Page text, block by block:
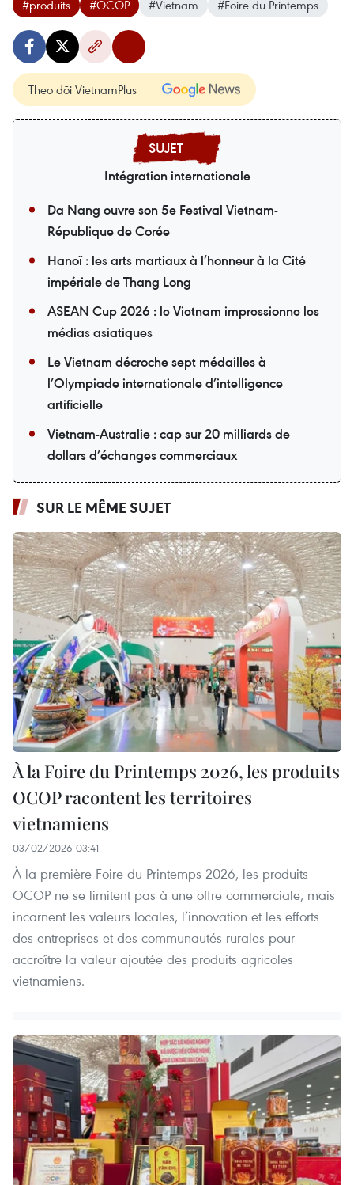
#produits #OCOP #Vietnam #Foire du Printemps
Theo dõi VietnamPlus
Intégration internationale
Da Nang ouvre son 5e Festival Vietnam-
République de Corée
Hanoï : les arts martiaux à l’honneur à la Cité
impériale de Thang Long
ASEAN Cup 2026 : le Vietnam impressionne les
médias asiatiques
Le Vietnam décroche sept médailles à
l’Olympiade internationale d’intelligence
artificielle
Vietnam-Australie : cap sur 20 milliards de
dollars d’échanges commerciaux
SUR LE MÊME SUJET
À la Foire du Printemps 2026, les produits
OCOP racontent les territoires
vietnamiens
03/02/2026 03:41
À la première Foire du Printemps 2026, les produits
OCOP ne se limitent pas à une offre commerciale, mais
incarnent les valeurs locales, l’innovation et les efforts
des entreprises et des communautés rurales pour
accroître la valeur ajoutée des produits agricoles
vietnamiens.